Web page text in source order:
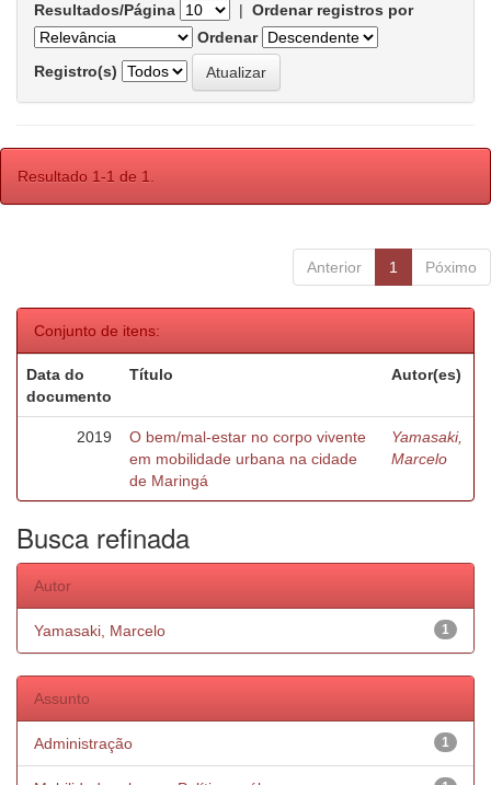
Resultados/Página | Ordenar registros por
Ordenar
Registro(s)
Resultado 1-1 de 1.
Anterior 1 Póximo
Conjunto de itens:
Data do
documento
Título Autor(es)
2019
O bem/mal-estar no corpo vivente
em mobilidade urbana na cidade
de Maringá
Yamasaki,
Marcelo
Busca refinada
Autor
1
Yamasaki, Marcelo
Assunto
1
Administração